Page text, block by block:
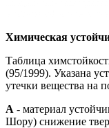
Химическая
Таблица
(95/1999). Указана
утечки вещества на
A - материал
Шору) снижение